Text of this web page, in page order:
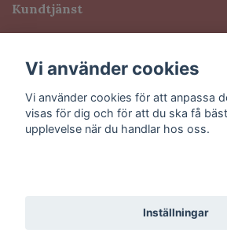
Kundtjänst
Sociala medier
© 2026 VioLash
Vi använder cookies
Vi använder cookies för att anpassa
visas för dig och för att du ska få
upplevelse när du handlar hos oss.
Inställningar